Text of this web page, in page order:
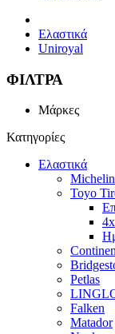
Ελαστικά
Uniroyal
ΦΙΛΤΡΑ
Μάρκες
Κατηγορίες
Ελαστικά
Michelin
Toyo
Petlas
Falken
Matador